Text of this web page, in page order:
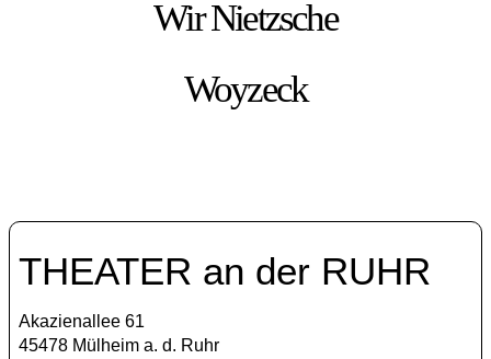
Wir Nietzsche
Woyzeck
THEATER an der RUHR
Akazienallee 61
45478 Mülheim a. d. Ruhr